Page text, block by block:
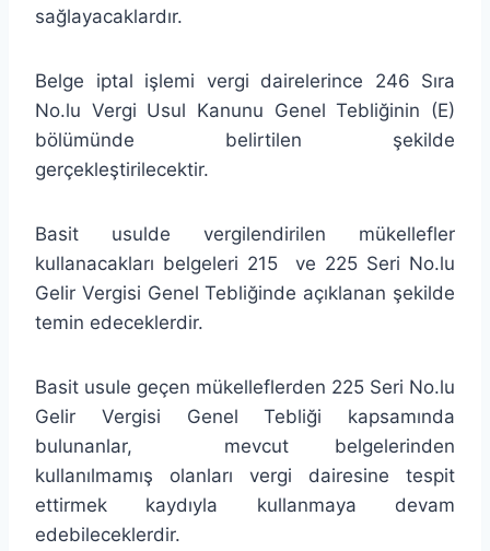
sağlayacaklardır.
Belge iptal işlemi vergi dairelerince 246 Sıra
No.lu Vergi Usul Kanunu Genel Tebliğinin (E)
bölümünde belirtilen şekilde
gerçekleştirilecektir.
Basit usulde vergilendirilen mükellefler
kullanacakları belgeleri 215 ve 225 Seri No.lu
Gelir Vergisi Genel Tebliğinde açıklanan şekilde
temin edeceklerdir.
Basit usule geçen mükelleflerden 225 Seri No.lu
Gelir Vergisi Genel Tebliği kapsamında
bulunanlar, mevcut belgelerinden
kullanılmamış olanları vergi dairesine tespit
ettirmek kaydıyla kullanmaya devam
edebileceklerdir.